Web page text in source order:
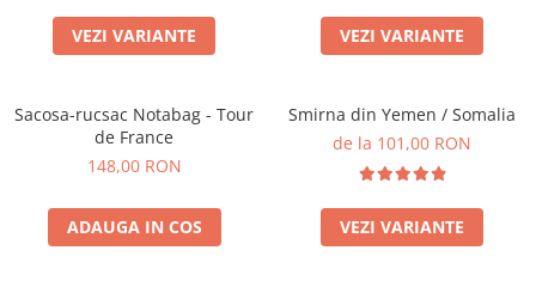
Produse pentru casa
Prosoape bucatarie
VEZI VARIANTE VEZI VARIANTE
Sacosa-rucsac Notabag - Tour
de France
148,00 RON
ADAUGA IN COS
Smirna din Yemen / Somalia
de la 101,00 RON
VEZI VARIANTE